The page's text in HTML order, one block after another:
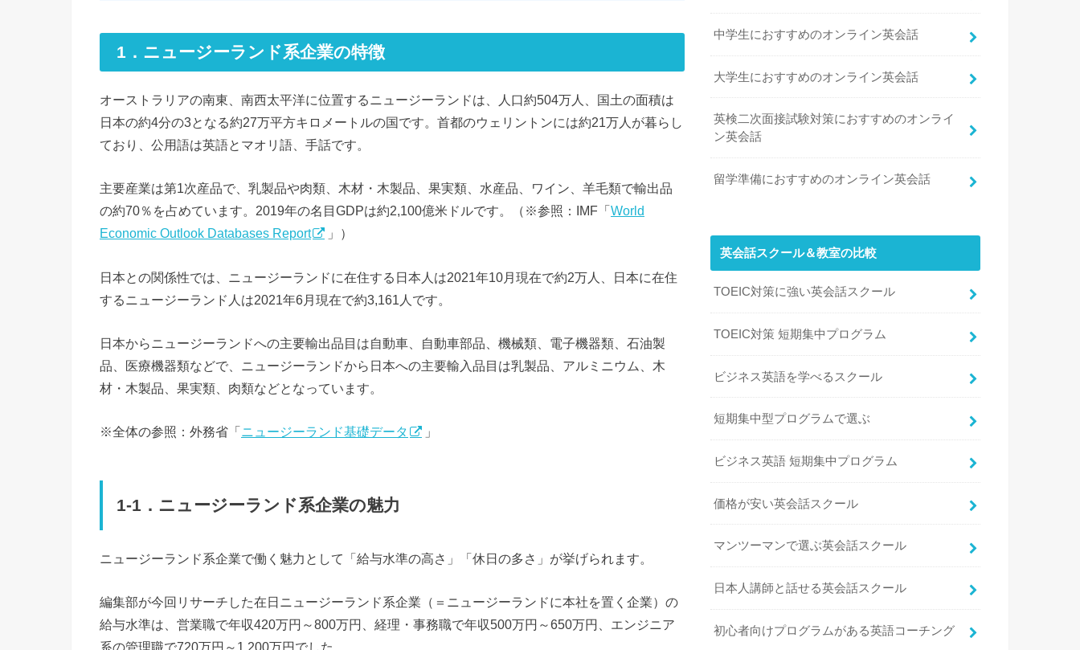
1．ニュージーランド系企業の特徴
オーストラリアの南東、南西太平洋に位置するニュージーランドは、人口約504万人、国土の面積は
日本の約4分の3となる約27万平方キロメートルの国です。首都のウェリントンには約21万人が暮らし
ており、公用語は英語とマオリ語、手話です。
主要産業は第1次産品で、乳製品や肉類、木材・木製品、果実類、水産品、ワイン、羊毛類で輸出品
の約70％を占めています。2019年の名目GDPは約2,100億米ドルです。（※参照：IMF「World
Economic Outlook Databases Report
」）
日本との関係性では、ニュージーランドに在住する日本人は2021年10月現在で約2万人、日本に在住
するニュージーランド人は2021年6月現在で約3,161人です。
日本からニュージーランドへの主要輸出品目は自動車、自動車部品、機械類、電子機器類、石油製
品、医療機器類などで、ニュージーランドから日本への主要輸入品目は乳製品、アルミニウム、木
材・木製品、果実類、肉類などとなっています。
※全体の参照：外務省「ニュージーランド基礎データ 」
1-1．ニュージーランド系企業の魅力
ニュージーランド系企業で働く魅力として「給与水準の高さ」「休日の多さ」が挙げられます。
編集部が今回リサーチした在日ニュージーランド系企業（＝ニュージーランドに本社を置く企業）の
給与水準は、営業職で年収420万円～800万円、経理・事務職で年収500万円～650万円、エンジニア
系の管理職で720万円～1,200万円でした。
中学生におすすめのオンライン英会話
大学生におすすめのオンライン英会話
英検二次面接試験対策におすすめのオンライ
ン英会話
留学準備におすすめのオンライン英会話
英会話スクール＆教室の比較
TOEIC対策に強い英会話スクール
TOEIC対策 短期集中プログラム
ビジネス英語を学べるスクール
短期集中型プログラムで選ぶ
ビジネス英語 短期集中プログラム
価格が安い英会話スクール
マンツーマンで選ぶ英会話スクール
日本人講師と話せる英会話スクール
初心者向けプログラムがある英語コーチング